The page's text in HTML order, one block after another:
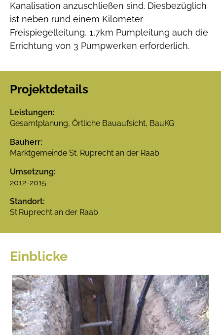
Kanalisation anzuschließen sind. Diesbezüglich
ist neben rund einem Kilometer
Freispiegelleitung, 1,7km Pumpleitung auch die
Errichtung von 3 Pumpwerken erforderlich.
Projektdetails
Leistungen:
Gesamtplanung, Örtliche Bauaufsicht, BauKG
Bauherr:
Marktgemeinde St. Ruprecht an der Raab
Umsetzung:
2012-2015
Standort:
St.Ruprecht an der Raab
Einblicke